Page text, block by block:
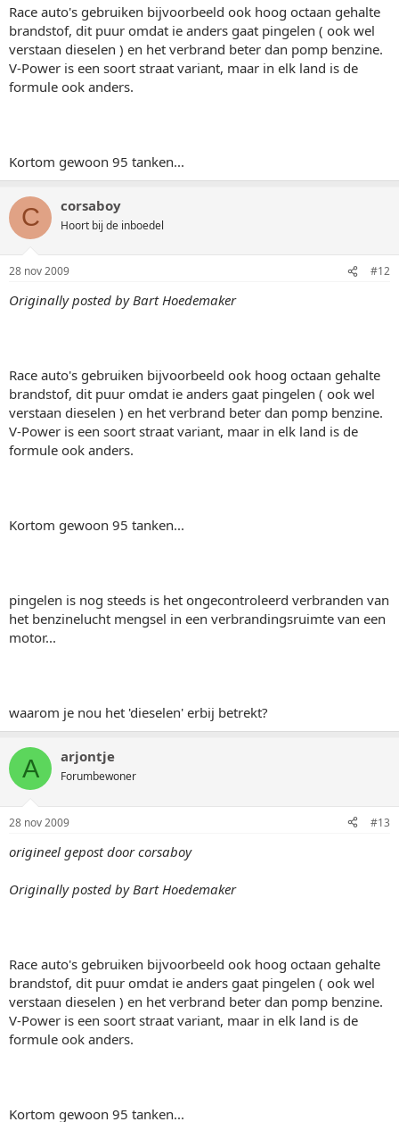
Race auto's gebruiken bijvoorbeeld ook hoog octaan gehalte
brandstof, dit puur omdat ie anders gaat pingelen ( ook wel
verstaan dieselen ) en het verbrand beter dan pomp benzine.
V-Power is een soort straat variant, maar in elk land is de
formule ook anders.
Kortom gewoon 95 tanken...
C corsaboy
Hoort bij de inboedel
28 nov 2009 #12
Originally posted by Bart Hoedemaker
Race auto's gebruiken bijvoorbeeld ook hoog octaan gehalte
brandstof, dit puur omdat ie anders gaat pingelen ( ook wel
verstaan dieselen ) en het verbrand beter dan pomp benzine.
V-Power is een soort straat variant, maar in elk land is de
formule ook anders.
Kortom gewoon 95 tanken...
pingelen is nog steeds is het ongecontroleerd verbranden van
het benzinelucht mengsel in een verbrandingsruimte van een
motor...
waarom je nou het 'dieselen' erbij betrekt?
A arjontje
Forumbewoner
28 nov 2009 #13
origineel gepost door corsaboy
Originally posted by Bart Hoedemaker
Race auto's gebruiken bijvoorbeeld ook hoog octaan gehalte
brandstof, dit puur omdat ie anders gaat pingelen ( ook wel
verstaan dieselen ) en het verbrand beter dan pomp benzine.
V-Power is een soort straat variant, maar in elk land is de
formule ook anders.
Kortom gewoon 95 tanken...